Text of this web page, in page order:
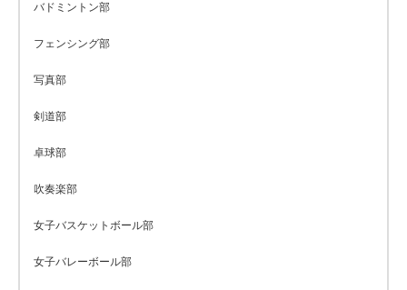
バドミントン部
フェンシング部
写真部
剣道部
卓球部
吹奏楽部
女子バスケットボール部
女子バレーボール部